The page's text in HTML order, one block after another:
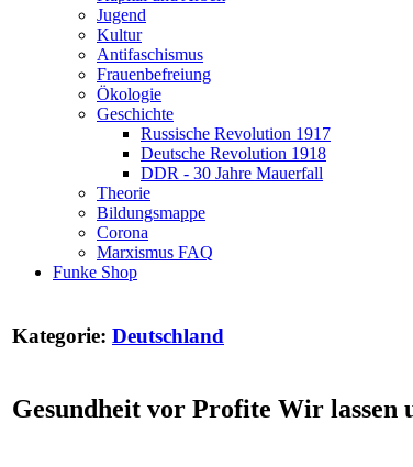
Jugend
Kultur
Antifaschismus
Frauenbefreiung
Ökologie
Geschichte
Russische Revolution 1917
Deutsche Revolution 1918
DDR - 30 Jahre Mauerfall
Theorie
Bildungsmappe
Corona
Marxismus FAQ
Funke Shop
Kategorie: Deutschland
Gesundheit vor Profite Wir lassen